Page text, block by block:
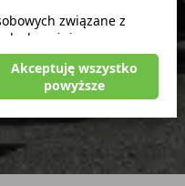
związane z
wyżej
CarFree sp. z o.o. z
Cybernetyki 5,
W niektórych
na temat
z plików cookie
osobowych, w tym
są w naszej
Akceptuję wszystko
powyższe